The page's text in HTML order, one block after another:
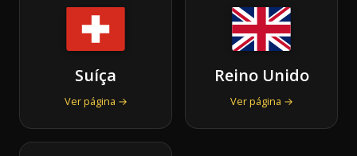
Suíça
Ver página →
Reino Unido
Ver página →